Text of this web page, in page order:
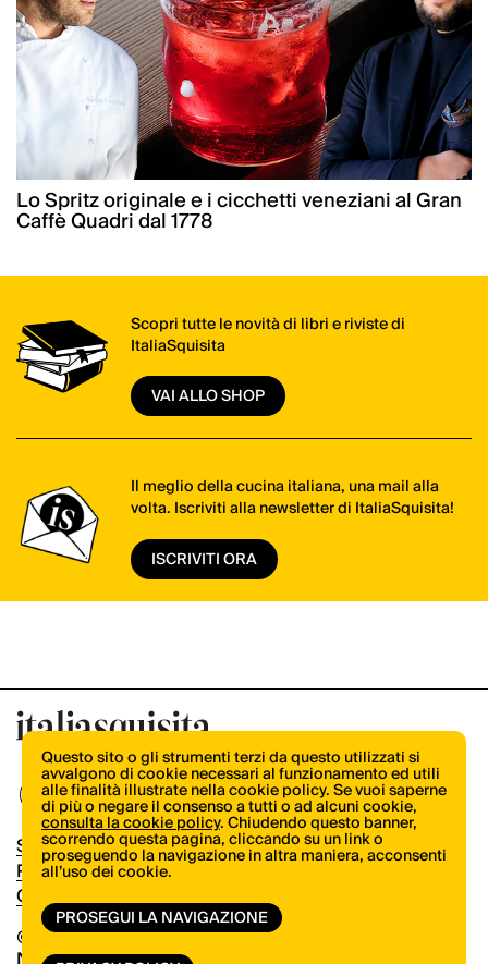
Lo Spritz originale e i cicchetti veneziani al Gran
Caffè Quadri dal 1778
Scopri tutte le novità di libri e riviste di
ItaliaSquisita
VAI ALLO SHOP
Il meglio della cucina italiana, una mail alla
volta. Iscriviti alla newsletter di ItaliaSquisita!
ISCRIVITI ORA
© Copyright 2026.Vertical.it
Shop
Pubblicità
Contatti
Questo sito o gli strumenti terzi da questo utilizzati si
avvalgono di cookie necessari al funzionamento ed utili
alle finalità illustrate nella cookie policy. Se vuoi saperne
di più o negare il consenso a tutti o ad alcuni cookie,
consulta la cookie policy. Chiudendo questo banner,
scorrendo questa pagina, cliccando su un link o
proseguendo la navigazione in altra maniera, acconsenti
all’uso dei cookie.
PROSEGUI LA NAVIGAZIONE